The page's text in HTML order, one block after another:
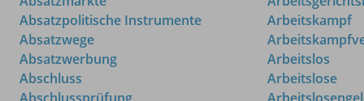
Absatzpolitische Instrumente
Absatzwege
Absatzwerbung
Abschluss
Abschlussprüfung
Arbeitskampf
Arbeitslos
Arbeitslose